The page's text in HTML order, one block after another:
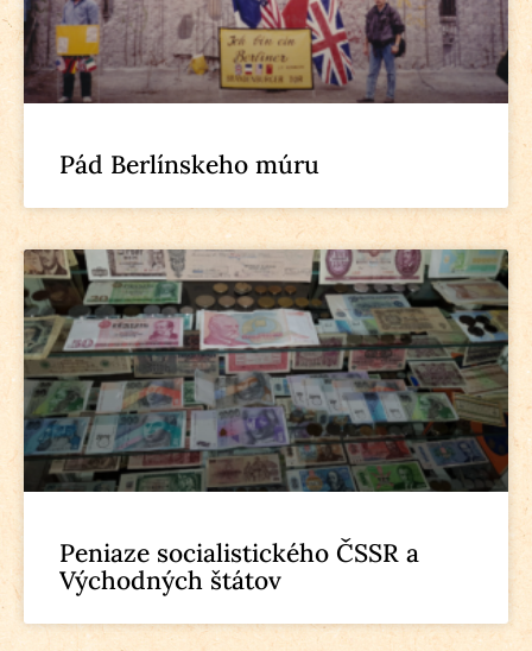
Pád Berlínskeho múru
Peniaze socialistického ČSSR a
Východných štátov